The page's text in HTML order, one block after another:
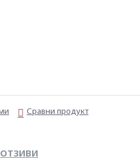
Сравни продукт
ОТЗИВИ